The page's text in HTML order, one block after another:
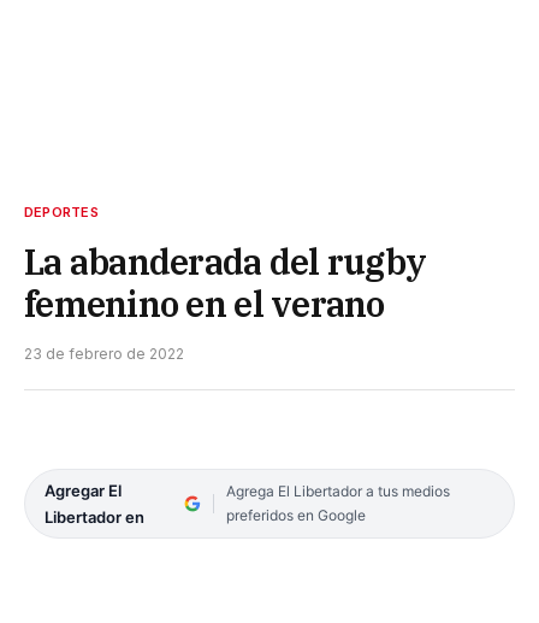
DEPORTES
La abanderada del rugby
femenino en el verano
23 de febrero de 2022
Agregar El
Libertador en
Agrega El Libertador a tus medios
preferidos en Google